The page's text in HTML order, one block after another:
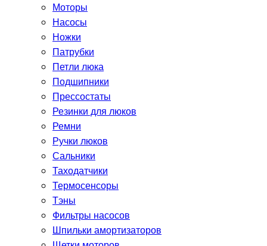
Моторы
Насосы
Ножки
Патрубки
Петли люка
Подшипники
Прессостаты
Резинки для люков
Ремни
Ручки люков
Сальники
Таходатчики
Термосенсоры
Тэны
Фильтры насосов
Шпильки амортизаторов